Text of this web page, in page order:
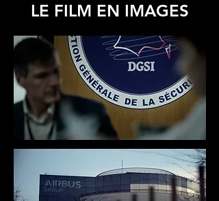
LE FILM EN IMAGES